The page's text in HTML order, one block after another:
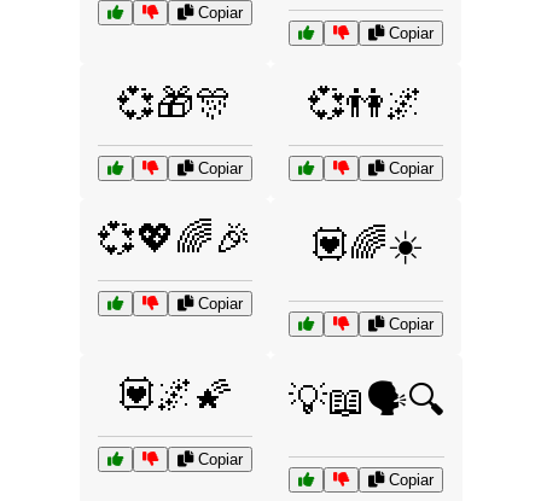
Copiar
Copiar
💞🎁🎊
Copiar
💞👫🌌
Copiar
💞💖🌈🎉
Copiar
💟🌈☀️
Copiar
💟🌌🌠
Copiar
💡📖🗣️🔍
Copiar